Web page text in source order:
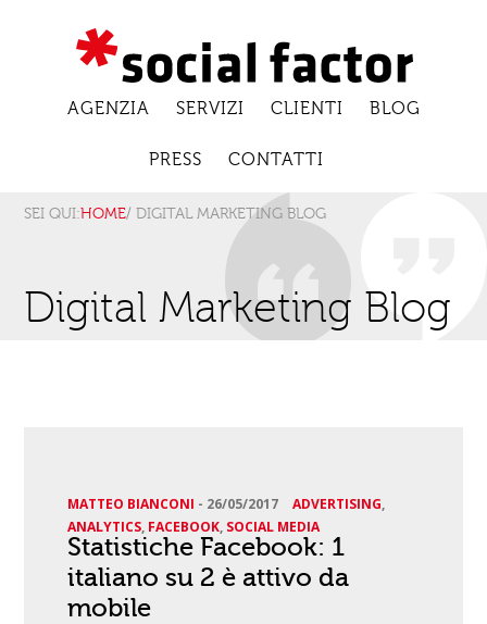
AGENZIA SERVIZI CLIENTI BLOG
PRESS CONTATTI
SEI QUI:HOME/ DIGITAL MARKETING BLOG
Digital Marketing Blog
MATTEO BIANCONI - 26/05/2017 ADVERTISING,
ANALYTICS, FACEBOOK, SOCIAL MEDIA
Statistiche Facebook: 1
italiano su 2 è attivo da
mobile